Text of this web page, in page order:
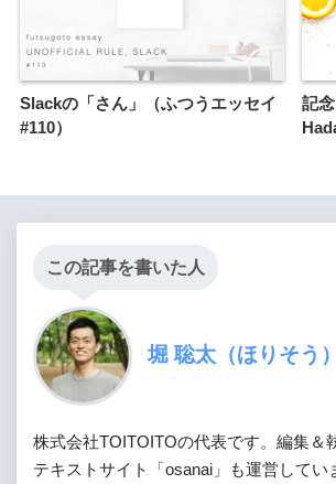
Slackの「さん」（ふつうエッセイ
#110）
記
この記事を書いた人
堀 聡太（ほりそう）
株式会社TOITOITOの代表です。編集＆
テキストサイト「osanai」も運営してい